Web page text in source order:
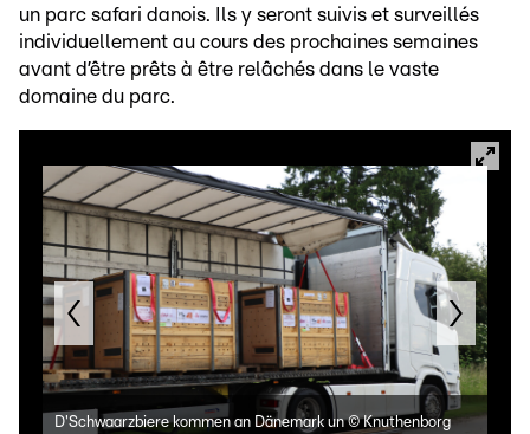
un parc safari danois. Ils y seront suivis et surveillés
individuellement au cours des prochaines semaines
avant d’être prêts à être relâchés dans le vaste
domaine du parc.
D'Schwaarzbiere kommen an Dänemark un ©Knuthenborg